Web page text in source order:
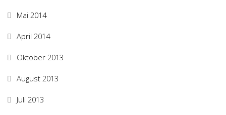
Mai 2014
April 2014
Oktober 2013
August 2013
Juli 2013